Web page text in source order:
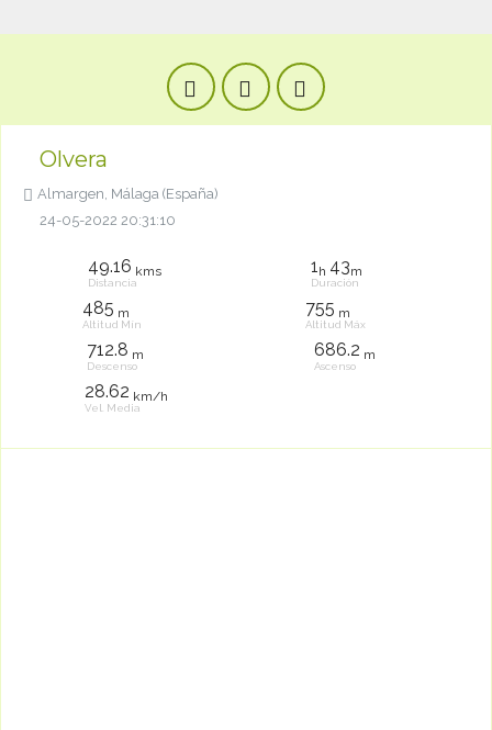
Olvera
Almargen, Málaga (España)
24-05-2022 20:31:10
49.16 kms
Distancia
1h 43m
Duración
485 m
Altitud Mín
755 m
Altitud Máx
712.8 m
Descenso
686.2 m
Ascenso
28.62 km/h
Vel. Media